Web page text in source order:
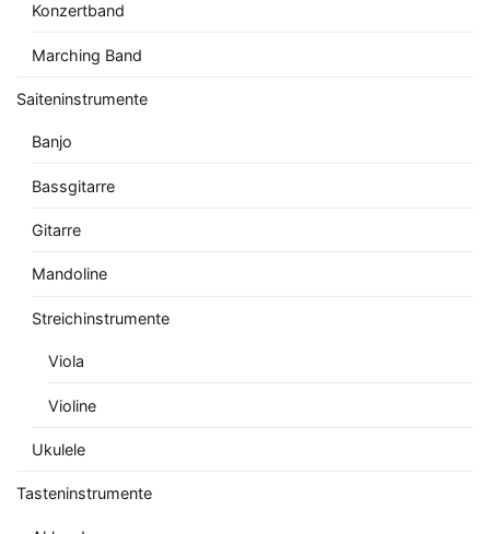
Konzertband
Marching Band
Saiteninstrumente
Banjo
Bassgitarre
Gitarre
Mandoline
Streichinstrumente
Viola
Violine
Ukulele
Tasteninstrumente